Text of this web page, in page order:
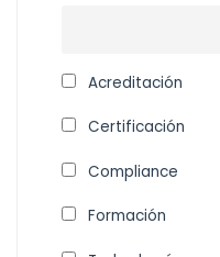
Acreditación
Certificación
Compliance
Formación